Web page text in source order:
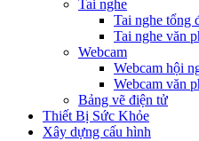
Tai nghe
Tai nghe tổng
Tai nghe văn
Webcam
Webcam hội
Webcam văn
Bảng vẽ điện tử
Thiết Bị Sức Khỏe
Xây dựng cấu hình